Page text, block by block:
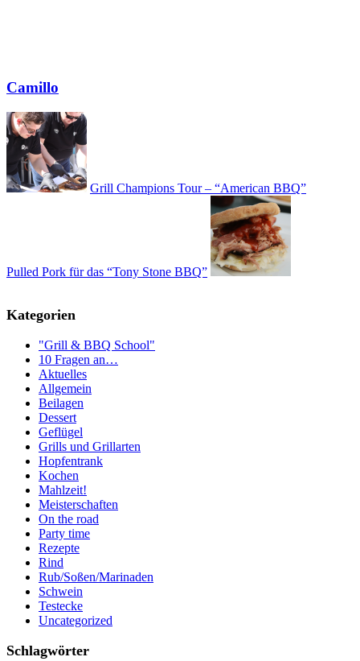
Camillo
Grill Champions Tour – “American BBQ”
Pulled Pork für das “Tony Stone BBQ”
Kategorien
"Grill & BBQ School"
10 Fragen an…
Aktuelles
Allgemein
Beilagen
Dessert
Geflügel
Grills und Grillarten
Hopfentrank
Kochen
Mahlzeit!
Meisterschaften
On the road
Party time
Rezepte
Rind
Rub/Soßen/Marinaden
Schwein
Testecke
Uncategorized
Schlagwörter